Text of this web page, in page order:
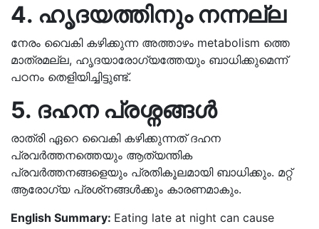
4. ഹൃദയത്തിനും നന്നല്ല
നേരം വൈകി കഴിക്കുന്ന അത്താഴം metabolism ത്തെ
മാത്രമല്ല, ഹൃദയാരോഗ്യത്തേയും ബാധിക്കുമെന്ന്
പഠനം തെളിയിച്ചിട്ടുണ്ട്.
5. ദഹന പ്രശ്നങ്ങൾ
രാത്രി ഏറെ വൈകി കഴിക്കുന്നത് ദഹന
പ്രവര്‍ത്തനത്തെയും ആത്യന്തിക
പ്രവര്‍ത്തനങ്ങളെയും പ്രതികൂലമായി ബാധിക്കും. മറ്റ്
ആരോഗ്യ പ്രശ്‌നങ്ങള്‍ക്കും കാരണമാകും.
English Summary: Eating late at night can cause